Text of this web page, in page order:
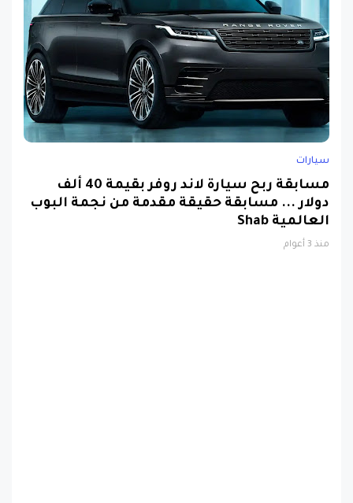
سيارات
مسابقة ربح سيارة لاند روفر بقيمة 40 ألف
دولار ... مسابقة حقيقة مقدمة من نجمة البوب
العالمية Shab
منذ 3 أعوام